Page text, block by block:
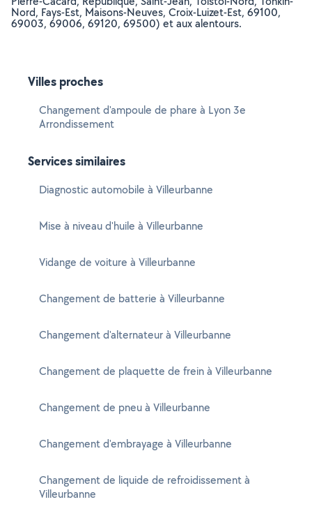
Nord, Fays-Est, Maisons-Neuves, Croix-Luizet-Est, 69100,
69003, 69006, 69120, 69500) et aux alentours.
Villes proches
Changement d'ampoule de phare à Lyon 3e
Arrondissement
Services similaires
Diagnostic automobile à Villeurbanne
Mise à niveau d'huile à Villeurbanne
Vidange de voiture à Villeurbanne
Changement de batterie à Villeurbanne
Changement d'alternateur à Villeurbanne
Changement de plaquette de frein à Villeurbanne
Changement de pneu à Villeurbanne
Changement d'embrayage à Villeurbanne
Changement de liquide de refroidissement à
Villeurbanne